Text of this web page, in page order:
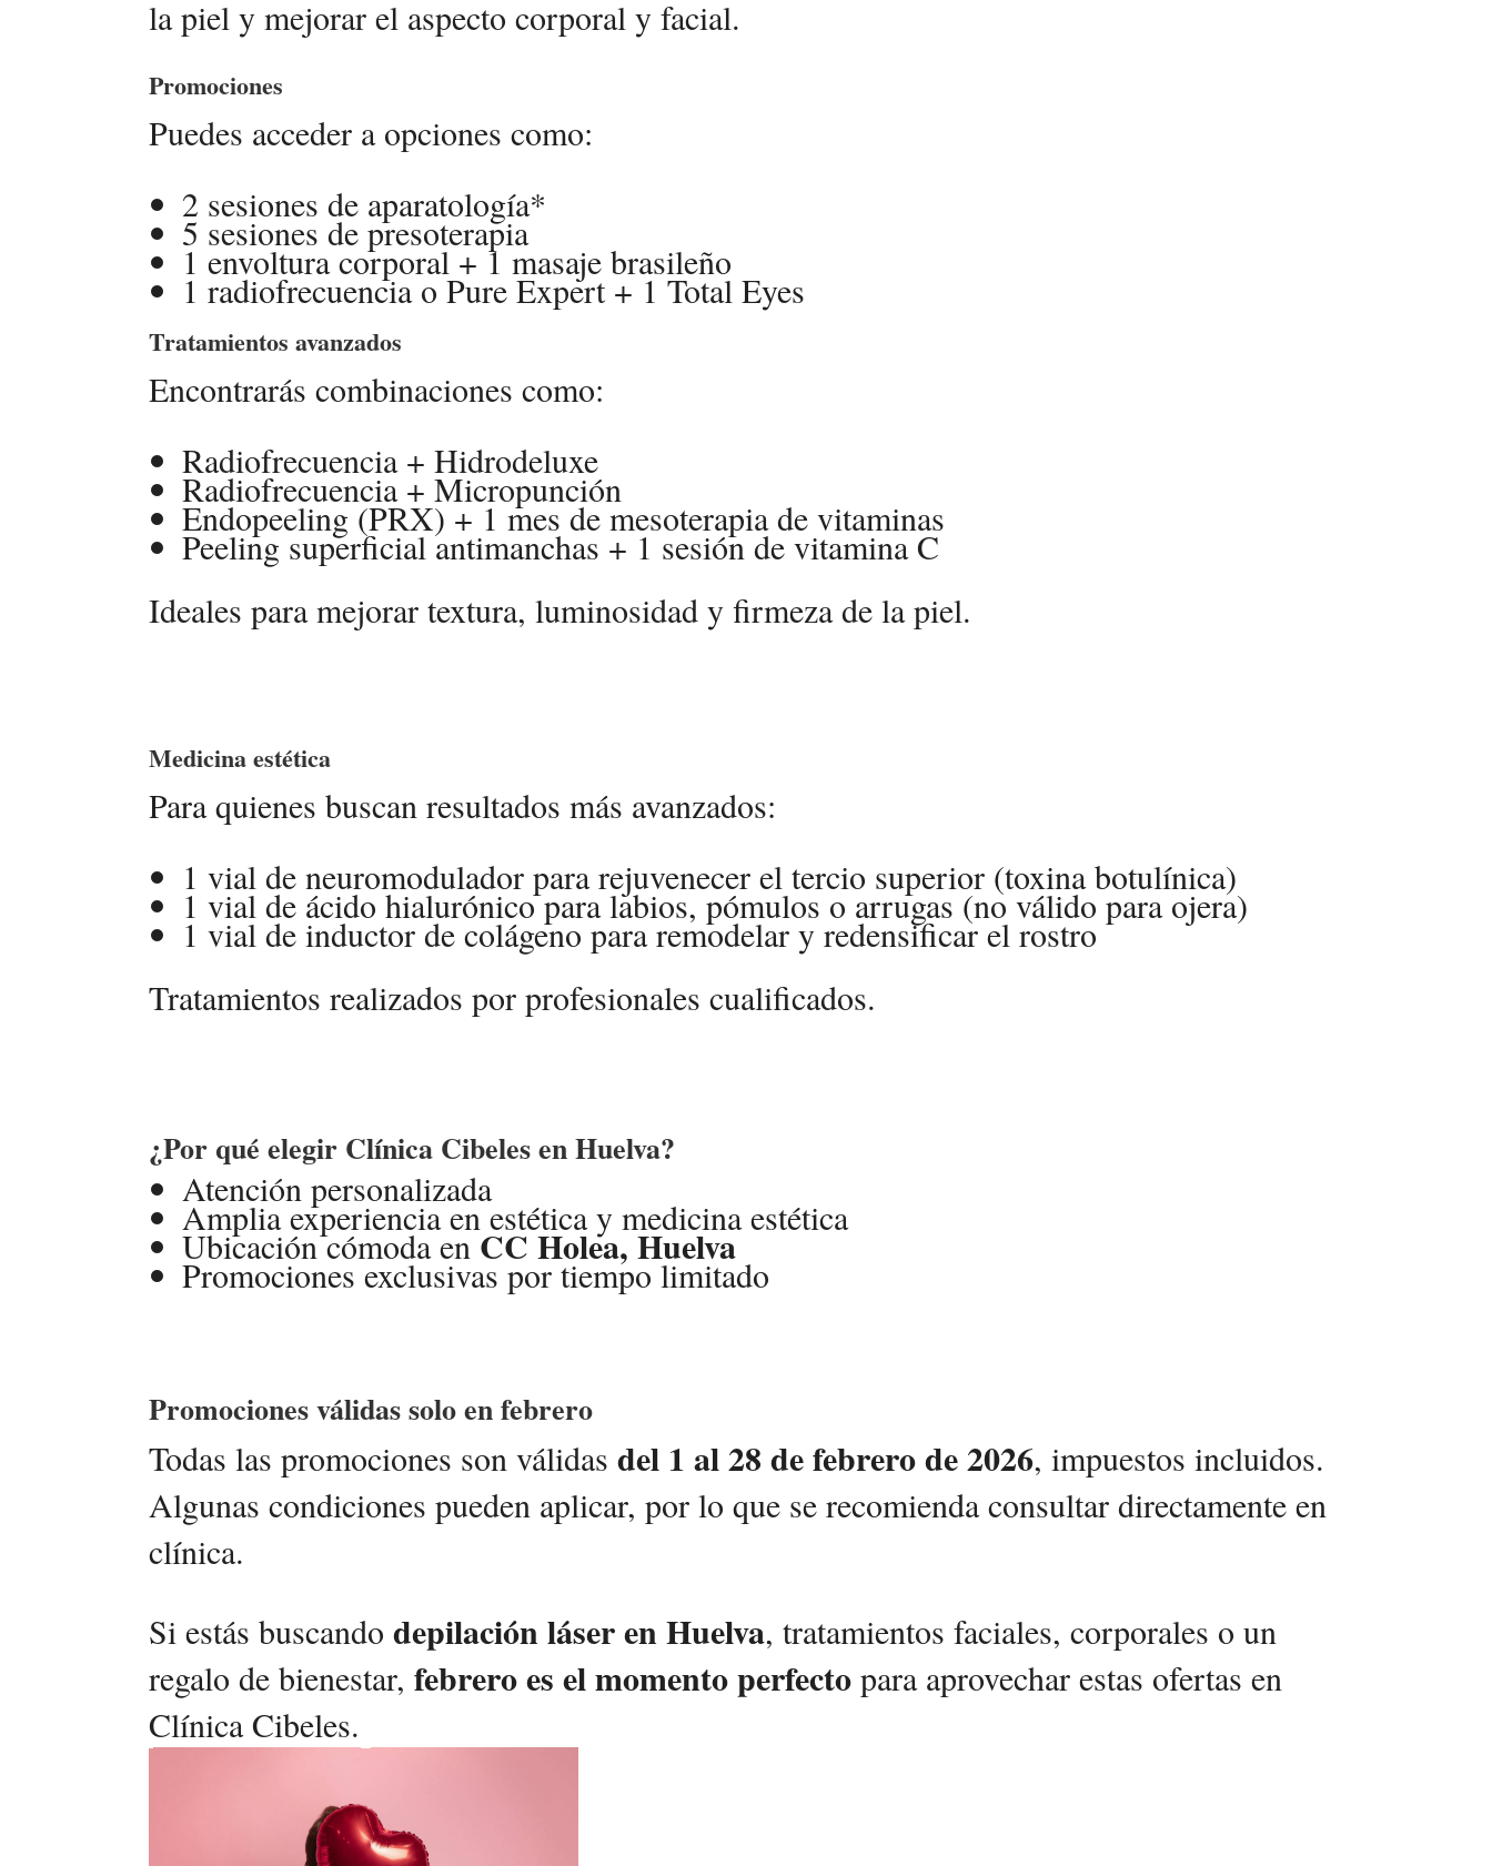
la piel y mejorar el aspecto corporal y facial.
Promociones
Puedes acceder a opciones como:
2 sesiones de aparatología*
5 sesiones de presoterapia
1 envoltura corporal + 1 masaje brasileño
1 radiofrecuencia o Pure Expert + 1 Total Eyes
Tratamientos avanzados
Encontrarás combinaciones como:
Radiofrecuencia + Hidrodeluxe
Radiofrecuencia + Micropunción
Endopeeling (PRX) + 1 mes de mesoterapia de vitaminas
Peeling superficial antimanchas + 1 sesión de vitamina C
Ideales para mejorar textura, luminosidad y firmeza de la piel.
Medicina estética
Para quienes buscan resultados más avanzados:
1 vial de neuromodulador para rejuvenecer el tercio superior (toxina botulínica)
1 vial de ácido hialurónico para labios, pómulos o arrugas (no válido para ojera)
1 vial de inductor de colágeno para remodelar y redensificar el rostro
Tratamientos realizados por profesionales cualificados.
¿Por qué elegir Clínica Cibeles en Huelva?
Atención personalizada
Amplia experiencia en estética y medicina estética
Ubicación cómoda enCC Holea, Huelva
Promociones exclusivas por tiempo limitado
Promociones válidas solo en febrero
Todas las promociones son válidasdel 1 al 28 de febrero de 2026, impuestos incluidos.
Algunas condiciones pueden aplicar, por lo que se recomienda consultar directamente en
clínica.
Si estás buscandodepilación láser en Huelva, tratamientos faciales, corporales o un
regalo de bienestar,febrero es el momento perfecto para aprovechar estas ofertas en
Clínica Cibeles.